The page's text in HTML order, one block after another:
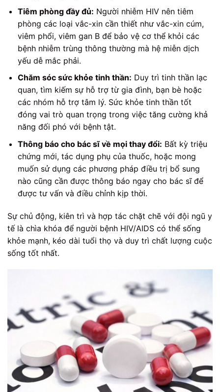
Tiêm phòng đầy đủ: Người nhiễm HIV nên tiêm
phòng các loại vắc-xin cần thiết như vắc-xin cúm,
viêm phổi, viêm gan B để bảo vệ cơ thể khỏi các
bệnh nhiễm trùng thông thường mà hệ miễn dịch
yếu dễ mắc phải.
Chăm sóc sức khỏe tinh thần: Duy trì tinh thần lạc
quan, tìm kiếm sự hỗ trợ từ gia đình, bạn bè hoặc
các nhóm hỗ trợ tâm lý. Sức khỏe tinh thần tốt
đóng vai trò quan trọng trong việc tăng cường khả
năng đối phó với bệnh tật.
Thông báo cho bác sĩ về mọi thay đổi: Bất kỳ triệu
chứng mới, tác dụng phụ của thuốc, hoặc mong
muốn sử dụng các phương pháp điều trị bổ sung
nào cũng cần được thông báo ngay cho bác sĩ để
được tư vấn và điều chỉnh kịp thời.
Sự chủ động, kiên trì và hợp tác chặt chẽ với đội ngũ y
tế là chìa khóa để người bệnh HIV/AIDS có thể sống
khỏe mạnh, kéo dài tuổi thọ và duy trì chất lượng cuộc
sống tốt nhất.